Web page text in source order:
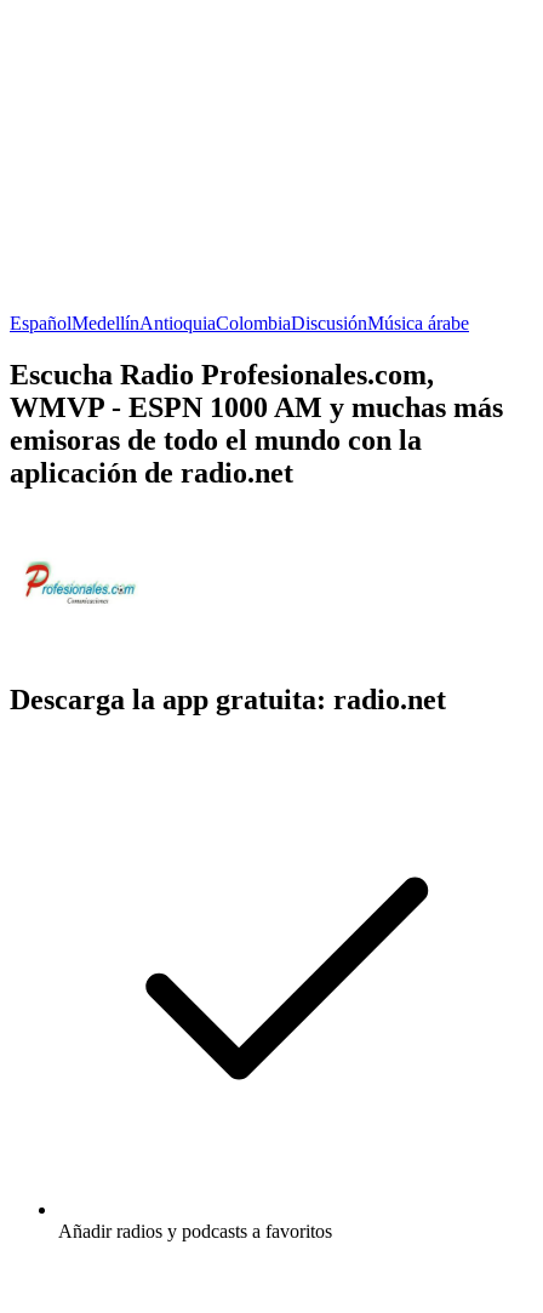
EspañolMedellínAntioquiaColombiaDiscusiónMúsica árabe
Escucha Radio Profesionales.com,
WMVP - ESPN 1000 AM y muchas más
emisoras de todo el mundo con la
aplicación de radio.net
Descarga la app gratuita: radio.net
Añadir radios y podcasts a favoritos